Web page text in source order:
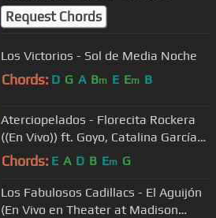
Request Chords
Los Victorios - Sol de Media Noche
Chords: D G A Bm E Em B
Aterciopelados - Florecita Rockera
((En Vivo)) ft. Goyo, Catalina García
Barahona
Chords: E A D B Em G
Los Fabulosos Cadillacs - El Aguijón
(En Vivo en Theater at Madison